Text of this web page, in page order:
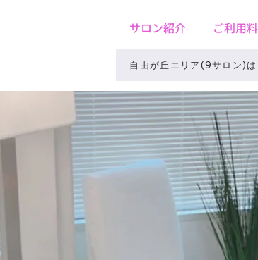
サロン紹介 ご利用
自由が丘エリア(9サロン)は